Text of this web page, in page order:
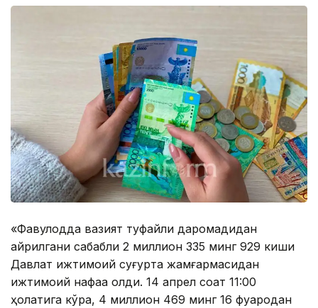
«Фавқулодда вазият туфайли даромадидан
айрилгани сабабли 2 миллион 335 минг 929 киши
Давлат ижтимоий суғурта жамғармасидан
ижтимоий нафақа олди. 14 апрел соат 11:00
ҳолатига кўра, 4 миллион 469 минг 16 фуқародан